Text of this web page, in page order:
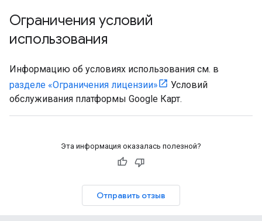
Ограничения условий
использования
Информацию об условиях использования см. в
разделе «Ограничения лицензии»
Условий
обслуживания платформы Google Карт.
Эта информация оказалась полезной?
Отправить отзыв